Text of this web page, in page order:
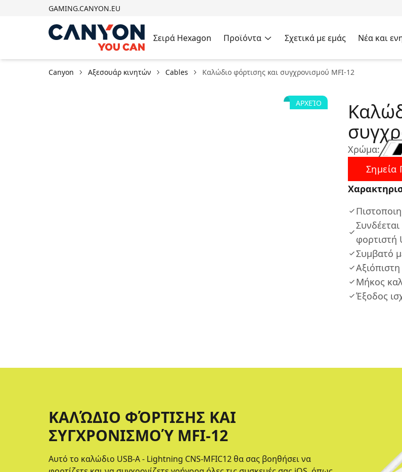
GAMING.CANYON.EU
Σειρά Hexagon Προϊόντα Σχετικά με εμάς Νέα και
Canyon Αξεσουάρ κινητών Cables Καλώδιο φόρτισης και συγχρονισμού MFI-12
ΑΡΧΕΊΟ
Χρώμα:
Σημεία
φορτιστή
Συμβατό
Μήκος
Έξοδος
ΚΑΛΏΔΙΟ ΦΌΡΤΙΣΗΣ ΚΑΙ
ΣΥΓΧΡΟΝΙΣΜΟΎ MFI-12
Αυτό το καλώδιο USB-A - Lightning CNS-MFIC12 θα σας βοηθήσει να